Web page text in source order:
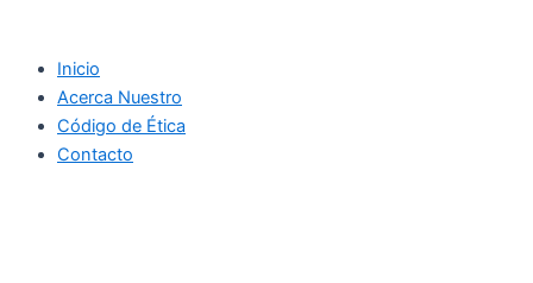
Inicio
Acerca Nuestro
Código de Ética
Contacto